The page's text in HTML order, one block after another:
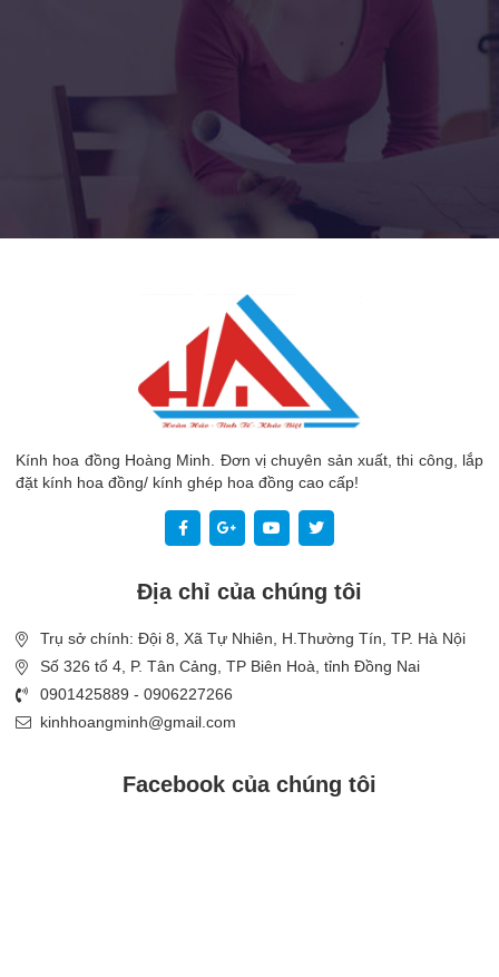
Kính hoa đồng Hoàng Minh. Đơn vị chuyên sản xuất, thi công, lắp
đặt kính hoa đồng/ kính ghép hoa đồng cao cấp!
Địa chỉ của chúng tôi
Trụ sở chính: Đội 8, Xã Tự Nhiên, H.Thường Tín, TP. Hà Nội
Số 326 tổ 4, P. Tân Cảng, TP Biên Hoà, tỉnh Đồng Nai
0901425889 - 0906227266
kinhhoangminh@gmail.com
Facebook của chúng tôi